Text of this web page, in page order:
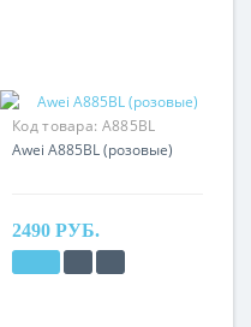
Код товара: A885BL
Awei A885BL (розовые)
2490 РУБ.